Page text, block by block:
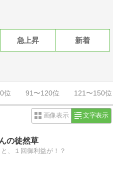
急上昇 新着
位 91〜120位 121〜150位
画像表示 文字表示
の徒然草
、１回御利益が！？